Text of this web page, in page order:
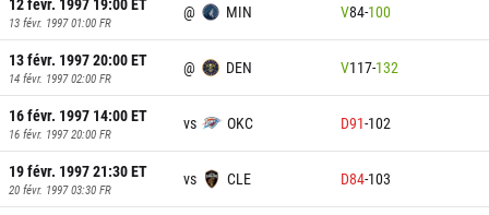
13 févr. 1997 01:00 FR
@ MIN V84-100
13 févr. 1997 20:00ET
14 févr. 1997 02:00 FR
@ DEN V117-132
16 févr. 1997 14:00ET
16 févr. 1997 20:00 FR
vs OKC D91-102
19 févr. 1997 21:30ET
20 févr. 1997 03:30 FR
vs CLE D84-103